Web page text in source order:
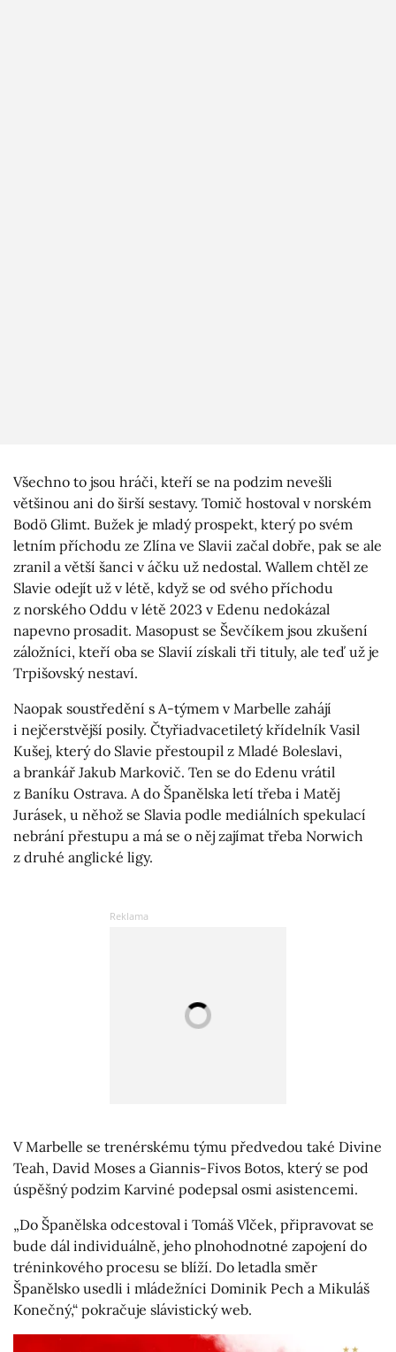
Všechno to jsou hráči, kteří se na podzim nevešli
většinou ani do širší sestavy. Tomič hostoval v norském
Bodö Glimt. Bužek je mladý prospekt, který po svém
letním příchodu ze Zlína ve Slavii začal dobře, pak se ale
zranil a větší šanci v áčku už nedostal. Wallem chtěl ze
Slavie odejít už v létě, když se od svého příchodu
z norského Oddu v létě 2023 v Edenu nedokázal
napevno prosadit. Masopust se Ševčíkem jsou zkušení
záložníci, kteří oba se Slavií získali tři tituly, ale teď už je
Trpišovský nestaví.
Naopak soustředění s A-týmem v Marbelle zahájí
i nejčerstvější posily. Čtyřiadvacetiletý křídelník Vasil
Kušej, který do Slavie přestoupil z Mladé Boleslavi,
a brankář Jakub Markovič. Ten se do Edenu vrátil
z Baníku Ostrava. A do Španělska letí třeba i Matěj
Jurásek, u něhož se Slavia podle mediálních spekulací
nebrání přestupu a má se o něj zajímat třeba Norwich
z druhé anglické ligy.
V Marbelle se trenérskému týmu předvedou také Divine
Teah, David Moses a Giannis-Fivos Botos, který se pod
úspěšný podzim Karviné podepsal osmi asistencemi.
„Do Španělska odcestoval i Tomáš Vlček, připravovat se
bude dál individuálně, jeho plnohodnotné zapojení do
tréninkového procesu se blíží. Do letadla směr
Španělsko usedli i mládežníci Dominik Pech a Mikuláš
Konečný,“ pokračuje slávistický web.